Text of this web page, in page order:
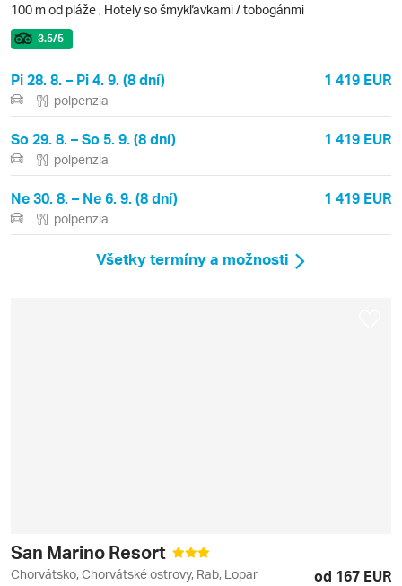
100 m od pláže , Hotely so šmykľavkami / tobogánmi
3.5/5
Pi 28. 8. – Pi 4. 9. (8 dní) 1 419 EUR
polpenzia
So 29. 8. – So 5. 9. (8 dní) 1 419 EUR
polpenzia
Ne 30. 8. – Ne 6. 9. (8 dní) 1 419 EUR
polpenzia
Všetky termíny a možnosti
San Marino Resort
Chorvátsko, Chorvátské ostrovy, Rab, Lopar od 167 EUR